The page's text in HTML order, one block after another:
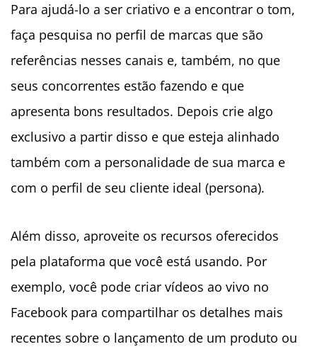
Para ajudá-lo a ser criativo e a encontrar o tom,
faça pesquisa no perfil de marcas que são
referências nesses canais e, também, no que
seus concorrentes estão fazendo e que
apresenta bons resultados. Depois crie algo
exclusivo a partir disso e que esteja alinhado
também com a personalidade de sua marca e
com o perfil de seu cliente ideal (persona).
Além disso, aproveite os recursos oferecidos
pela plataforma que você está usando. Por
exemplo, você pode criar vídeos ao vivo no
Facebook para compartilhar os detalhes mais
recentes sobre o lançamento de um produto ou